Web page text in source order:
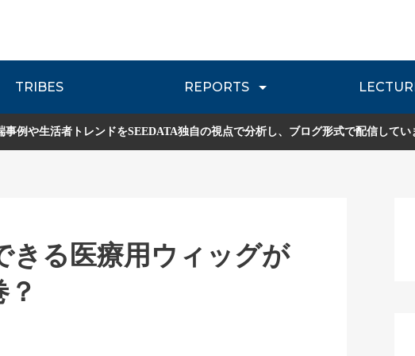
TRIBES REPORTS
ポート 流通レポート JOURNEY REVIEW
ご紹介
事例や生活者トレンドをSEEDATA独自の視点で分析し、ブログ形式で配信してい
きる医療用ウィッグが